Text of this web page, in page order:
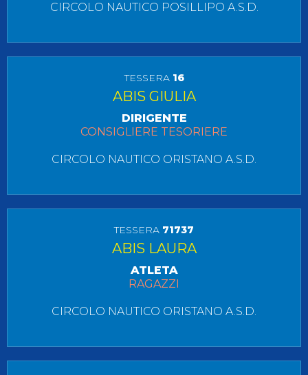
CIRCOLO NAUTICO POSILLIPO A.S.D.
TESSERA 16
ABIS GIULIA
DIRIGENTE
CONSIGLIERE TESORIERE
CIRCOLO NAUTICO ORISTANO A.S.D.
TESSERA 71737
ABIS LAURA
ATLETA
RAGAZZI
CIRCOLO NAUTICO ORISTANO A.S.D.